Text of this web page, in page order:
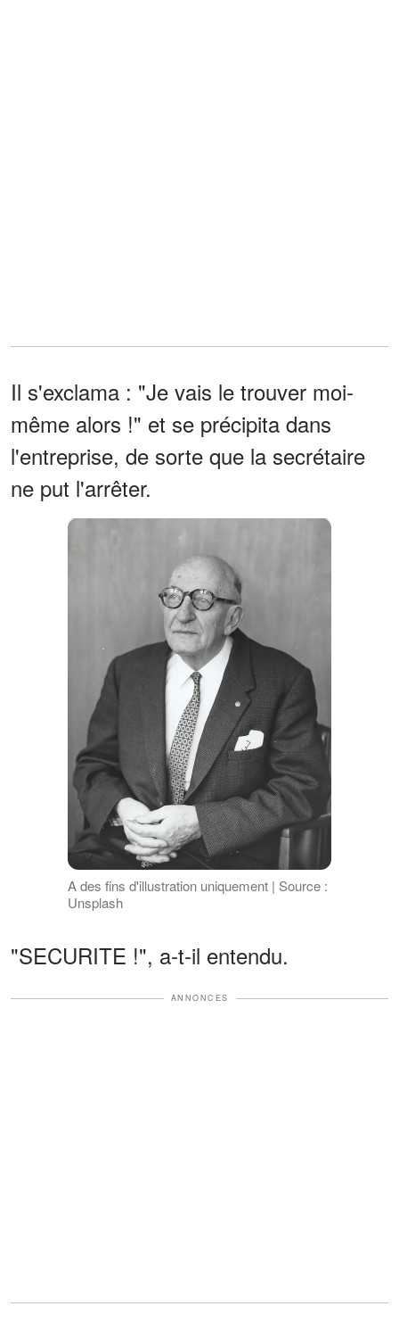
Il s'exclama : "Je vais le trouver moi-
même alors !" et se précipita dans
l'entreprise, de sorte que la secrétaire
ne put l'arrêter.
A des fins d'illustration uniquement | Source :
Unsplash
"SECURITE !", a-t-il entendu.
ANNONCES